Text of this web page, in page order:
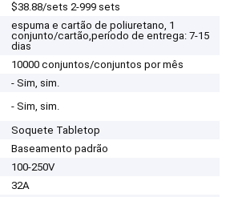
$38.88/sets 2-999 sets
espuma e cartão de poliuretano, 1
conjunto/cartão,período de entrega: 7-15
dias
10000 conjuntos/conjuntos por mês
- Sim, sim.
- Sim, sim.
Soquete Tabletop
Baseamento padrão
100-250V
32A